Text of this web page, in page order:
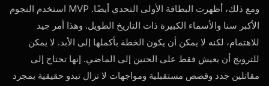
ومع ذلك، أظهرت البطاقة الأولى التحدي أيضًا. MVP استخدم النجوم
الأكبر سنا والأسماء الكبيرة ذات التاريخ الطويل. وهذا أمر جيد
للاهتمام، لكنه لا يمكن أن يكون الخطة بأكملها إلى الأبد. لا يمكن
للترويج أن يعيش فقط على الحنين إلى الماضي. إنها تحتاج إلى
مقاتلين جدد وقصص مستقبلية ومواجهات لا تزال تبدو حقيقية بمجرد